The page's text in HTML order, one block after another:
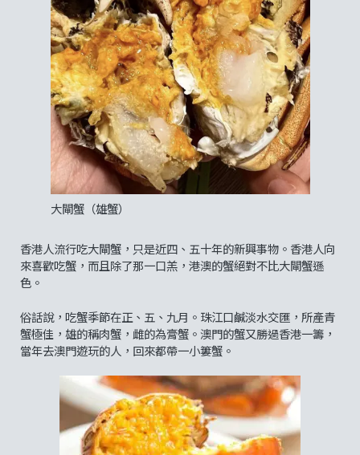
大閘蟹（雄蟹）
香港人流行吃大閘蟹，只是近四、五十年的新興事物。香港人向
來喜歡吃蟹，而且除了那一口羔，港澳的蟹絕對不比大閘蟹遜
色。
俗話說，吃蟹季節在正、五、九月。珠江口鹹淡水交匯，所產青
蟹極佳，雄的稱肉蟹，雌的為膏蟹。澳門的蟹又勝過香港一籌，
當年去澳門遊玩的人，回來都帶一小簍蟹。